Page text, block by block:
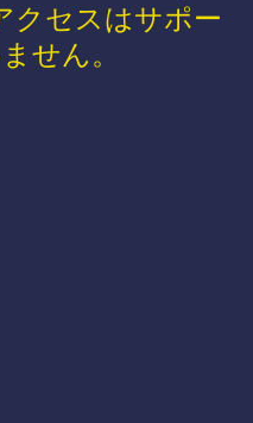
クセスはサポー
せん。